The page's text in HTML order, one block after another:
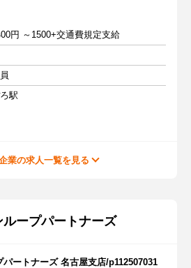
円 ～1500+交通費規定支給
駅
業の求人一覧を見る
ープパートナーズ
ートナーズ 名古屋支店/p112507031